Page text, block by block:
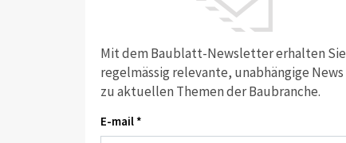
Mit dem Baublatt-Newsletter erhalten Sie
regelmässig relevante, unabhängige News
zu aktuellen Themen der Baubranche.
E-mail *